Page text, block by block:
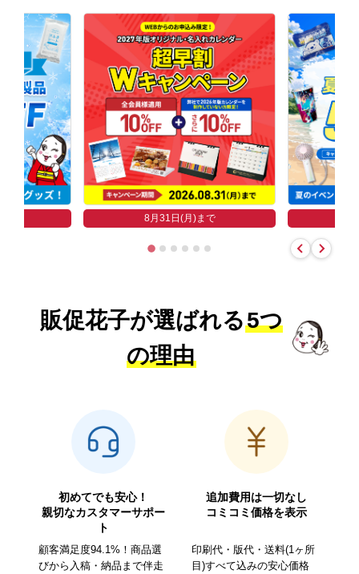
8月31日(月)まで
販促花子が選ばれる5つ
の理由
初めてでも安心！
親切なカスタマーサポー
ト
顧客満足度94.1%！商品選
びから入稿・納品まで伴走
追加費用は一切なし
コミコミ価格を表示
印刷代・版代・送料(1ヶ所
目)すべて込みの安心価格